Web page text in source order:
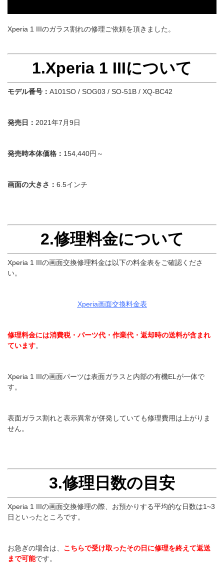
Xperia 1 IIIのガラス割れの修理ご依頼を頂きました。
1.Xperia 1 IIIについて
モデル番号： A101SO / SOG03 / SO-51B / XQ-BC42
発売日： 2021年7月9日
発売時本体価格： 154,440円～
画面の大きさ： 6.5インチ
2.修理料金について
Xperia 1 IIIの画面交換修理料金は以下の料金表をご確認くださ
い。
Xperia画面交換料金表
修理料金には消費税・パーツ代・作業代・返却時の送料が含まれ
ています。
Xperia 1 IIIの画面パーツは表面ガラスと内部の有機ELが一体で
す。
表面ガラス割れと表示異常が併発していても修理費用は上がりま
せん。
3.修理日数の目安
Xperia 1 IIIの画面交換修理の際、お預かりする平均的な日数は1~3
日といったところです。
お急ぎの場合は、 こちらで受け取ったその日に修理を終えて返送
まで可能です。